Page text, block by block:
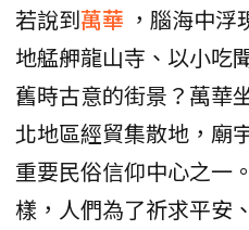
若說到萬華 ，腦海中
地艋舺龍山寺、以小吃
舊時古意的街景？萬華
北地區經貿集散地，廟
重要民俗信仰中心之一
樣，人們為了祈求平安